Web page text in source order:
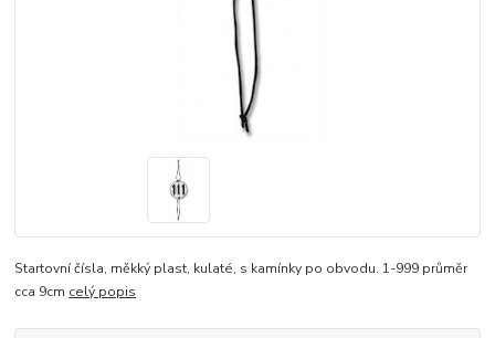
Startovní čísla, měkký plast, kulaté, s kamínky po obvodu. 1-999 průměr
cca 9cm celý popis